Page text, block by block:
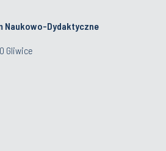
Naukowo-Dydaktyczne
Gliwice